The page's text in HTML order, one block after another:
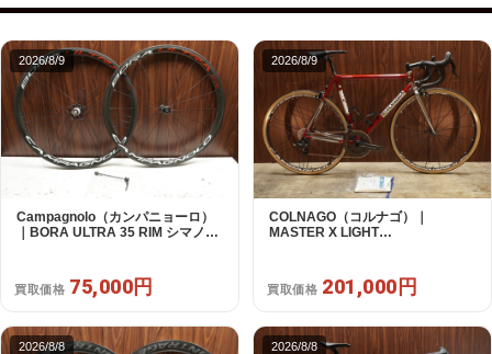
2026/8/9
Campagnolo（カンパニョーロ）
｜BORA ULTRA 35 RIM シマノフ
買取価格 75,000円
2026/8/9
COLNAGO（コルナゴ）｜
MASTER X LIGHT
年｜美品｜買取金額 201,000円
買取価格 201,000円
2026/8/8 2026/8/8